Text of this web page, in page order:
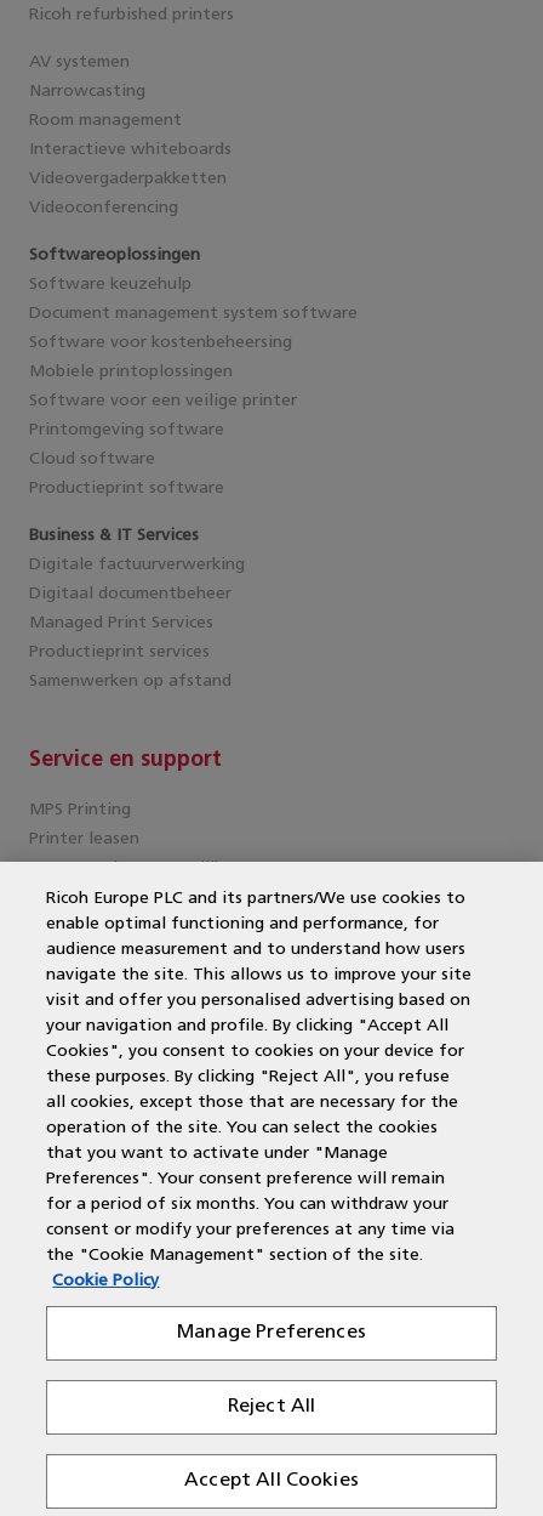
Ricoh refurbished printers
AV systemen
Narrowcasting
Room management
Interactieve whiteboards
Videovergaderpakketten
Videoconferencing
Softwareoplossingen
Software keuzehulp
Document management system software
Software voor kostenbeheersing
Mobiele printoplossingen
Software voor een veilige printer
Printomgeving software
Cloud software
Productieprint software
Business & IT Services
Digitale factuurverwerking
Digitaal documentbeheer
Managed Print Services
Productieprint services
Samenwerken op afstand
Service en support
MPS Printing
Printer leasen
Kopieermachines
MPS offerte aanvragen
MFP
DocuWare
Duurzame printers
Wat is een multifunctional?
Laserprinter
Contactgegevens
Voor alle regio's zijn wij bereikbaar via:
T: 088 210 55 60
E: customercare@rbc-nederland.com
Ricoh Europe PLC and its partners/We use cookies to
enable optimal functioning and performance, for
audience measurement and to understand how users
navigate the site. This allows us to improve your site
visit and offer you personalised advertising based on
your navigation and profile. By clicking "Accept All
Cookies", you consent to cookies on your device for
these purposes. By clicking "Reject All", you refuse
all cookies, except those that are necessary for the
operation of the site. You can select the cookies
that you want to activate under "Manage
Preferences". Your consent preference will remain
for a period of six months. You can withdraw your
consent or modify your preferences at any time via
the "Cookie Management" section of the site.
Cookie Policy
Manage Preferences
Reject All
Accept All Cookies